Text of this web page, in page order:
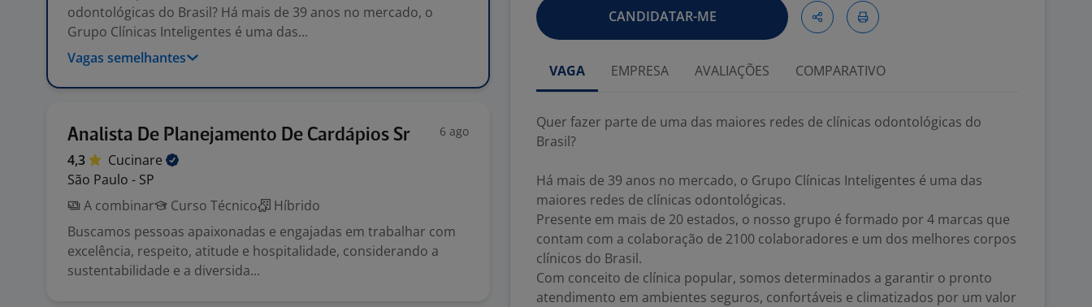
odontológicas do Brasil? Há mais de 39 anos no mercado, o
Grupo Clínicas Inteligentes é uma das...
Vagas semelhantes
Analista De Planejamento De Cardápios Sr 6 ago
4,3
Cucinare
São Paulo - SP
A combinar
Curso Técnico
Híbrido
Buscamos pessoas apaixonadas e engajadas em trabalhar com
excelência, respeito, atitude e hospitalidade, considerando a
sustentabilidade e a diversida...
CANDIDATAR-ME
VAGA EMPRESA AVALIAÇÕES COMPARATIVO
Quer fazer parte de uma das maiores redes de clínicas odontológicas do
Brasil?
Há mais de 39 anos no mercado, o Grupo Clínicas Inteligentes é uma das
maiores redes de clínicas odontológicas.
Presente em mais de 20 estados, o nosso grupo é formado por 4 marcas que
contam com a colaboração de 2100 colaboradores e um dos melhores corpos
clínicos do Brasil.
Com conceito de clínica popular, somos determinados a garantir o pronto
atendimento em ambientes seguros, confortáveis e climatizados por um valor